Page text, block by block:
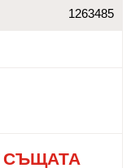
1263485